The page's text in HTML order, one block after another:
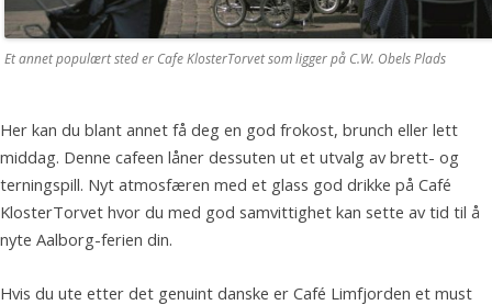
Et annet populært sted er Cafe KlosterTorvet som ligger på C.W. Obels Plads
Her kan du blant annet få deg en god frokost, brunch eller lett
middag. Denne cafeen låner dessuten ut et utvalg av brett- og
terningspill. Nyt atmosfæren med et glass god drikke på Café
KlosterTorvet hvor du med god samvittighet kan sette av tid til å
nyte Aalborg-ferien din.
Hvis du ute etter det genuint danske er Café Limfjorden et must